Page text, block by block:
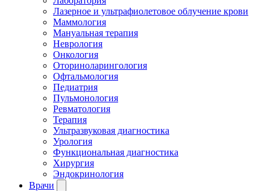
Лазерное и ультрафиолетовое облучение крови
Маммология
Мануальная терапия
Неврология
Онкология
Оториноларингология
Офтальмология
Педиатрия
Пульмонология
Ревматология
Терапия
Ультразвуковая диагностика
Урология
Функциональная диагностика
Хирургия
Эндокринология
Врачи